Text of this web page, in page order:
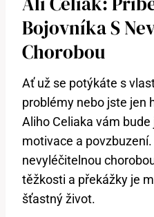
Bojovníka S
Chorobou
Ať už se potýkáte s
problémy nebo jste jen
Aliho Celiaka vám
motivace a
nevyléčitelnou
těžkosti a překážky je
šťastný život.